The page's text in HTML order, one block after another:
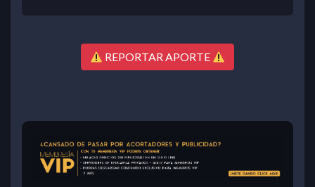
REPORTAR APORTE